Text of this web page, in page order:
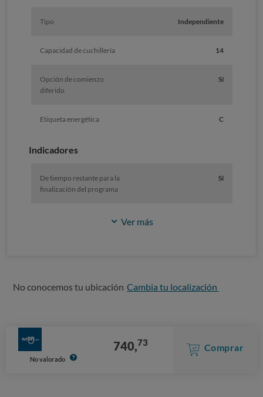
Tipo Independiente
Capacidad de cuchillería 14
Opción de comienzo
diferido
Sí
Etiqueta energética C
Indicadores
De tiempo restante para la
finalización del programa
Sí
Ver más
No conocemos tu ubicación Cambia tu localización
No valorado
740,73 Comprar